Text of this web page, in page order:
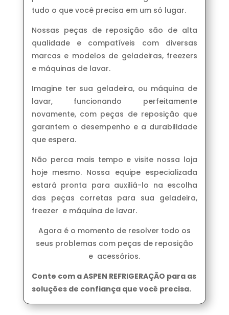
tudo o que você precisa em um só lugar.
Nossas peças de reposição são de alta
qualidade e compatíveis com diversas
marcas e modelos de geladeiras, freezers
e máquinas de lavar.
Imagine ter sua geladeira, ou máquina de
lavar, funcionando perfeitamente
novamente, com peças de reposição que
garantem o desempenho e a durabilidade
que espera.
Não perca mais tempo e visite nossa loja
hoje mesmo. Nossa equipe especializada
estará pronta para auxiliá-lo na escolha
das peças corretas para sua geladeira,
freezer e máquina de lavar.
Agora é o momento de resolver todo os
seus problemas com peças de reposição
e acessórios.
Conte com a ASPEN REFRIGERAÇÃO para as
soluções de confiança que você precisa.